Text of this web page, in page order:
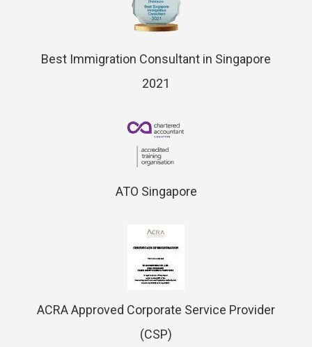
Best Immigration Consultant in Singapore
2021
ATO Singapore
ACRA Approved Corporate Service Provider
(CSP)